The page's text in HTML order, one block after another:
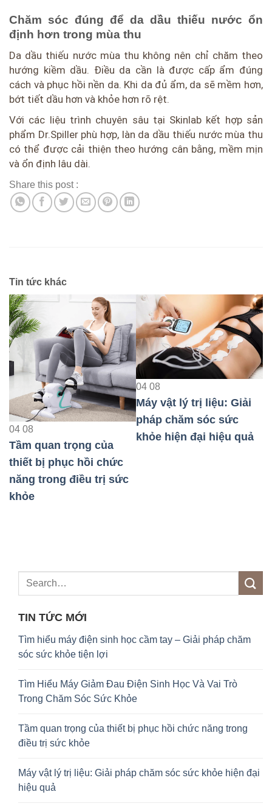
Chăm sóc đúng để da dầu thiếu nước ổn
định hơn trong mùa thu
Da dầu thiếu nước mùa thu không nên chỉ chăm theo
hướng kiềm dầu. Điều da cần là được cấp ẩm đúng
cách và phục hồi nền da. Khi da đủ ẩm, da sẽ mềm hơn,
bớt tiết dầu hơn và khỏe hơn rõ rệt.
Với các liệu trình chuyên sâu tại Skinlab kết hợp sản
phẩm Dr.Spiller phù hợp, làn da dầu thiếu nước mùa thu
có thể được cải thiện theo hướng cân bằng, mềm mịn
và ổn định lâu dài.
Share this post :
Tin tức khác
04 08
Tầm quan trọng của
thiết bị phục hồi chức
năng trong điều trị sức
khỏe
04 08
Máy vật lý trị liệu: Giải
pháp chăm sóc sức
khỏe hiện đại hiệu quả
TIN TỨC MỚI
Tìm hiểu máy điện sinh học cầm tay – Giải pháp chăm
sóc sức khỏe tiện lợi
Tìm Hiểu Máy Giảm Đau Điện Sinh Học Và Vai Trò
Trong Chăm Sóc Sức Khỏe
Tầm quan trọng của thiết bị phục hồi chức năng trong
điều trị sức khỏe
Máy vật lý trị liệu: Giải pháp chăm sóc sức khỏe hiện đại
hiệu quả